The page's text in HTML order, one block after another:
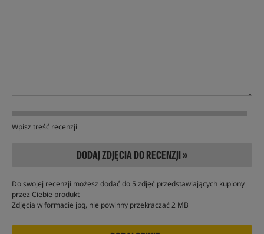
Wpisz treść recenzji
DODAJ ZDJĘCIA DO RECENZJI »
Do swojej recenzji możesz dodać do 5 zdjęć przedstawiających kupiony
przez Ciebie produkt
Zdjęcia w formacie jpg, nie powinny przekraczać 2 MB